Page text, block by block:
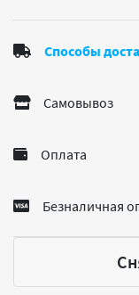
Способы
Самовывоз
Оплата
Безналичная